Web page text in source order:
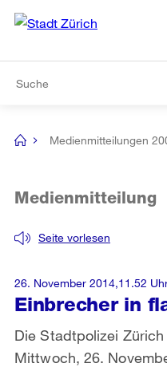
Navigation
[no
Medienmitteilungen
Einbrecher in
Seite vorlesen
Medienmitteilung
Die Stadtpolizei
Mittwoch, 26.
26. November 2014,11.52